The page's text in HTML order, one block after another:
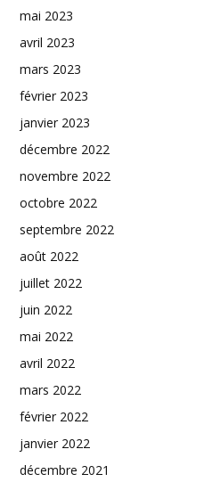
mai 2023
avril 2023
mars 2023
février 2023
janvier 2023
décembre 2022
novembre 2022
octobre 2022
septembre 2022
août 2022
juillet 2022
juin 2022
mai 2022
avril 2022
mars 2022
février 2022
janvier 2022
décembre 2021